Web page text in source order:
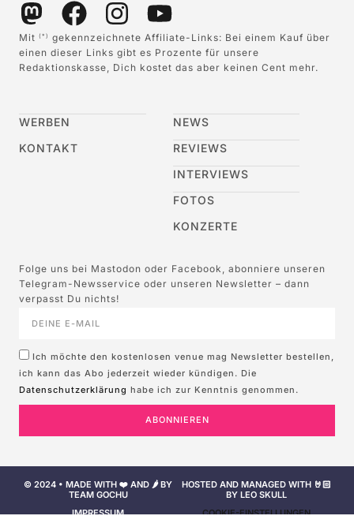
Mit (*)
gekennzeichnete Affiliate-Links: Bei einem Kauf über
einen dieser Links gibt es Prozente für unsere
Redaktionskasse, Dich kostet das aber keinen Cent mehr.
WERBEN
KONTAKT
NEWS
REVIEWS
INTERVIEWS
FOTOS
KONZERTE
Folge uns bei Mastodon oder Facebook, abonniere unseren
Telegram-Newsservice oder unseren Newsletter – dann
verpasst Du nichts!
Ich möchte den kostenlosen venue mag Newsletter bestellen,
ich kann das Abo jederzeit wieder kündigen. Die
Datenschutzerklärung habe ich zur Kenntnis genommen.
ABONNIEREN
© 2024 • MADE WITH ❤️ AND 🌶️ BY
TEAM GOCHU
HOSTED AND MANAGED WITH 🤘🏻
BY LEO SKULL
IMPRESSUM
COOKIE-EINSTELLUNGEN